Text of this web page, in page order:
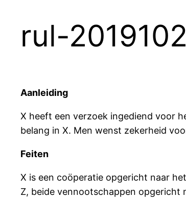
rul-
Aanleiding
X heeft een verzoek ingediend voor
belang in X. Men wenst zekerheid
Feiten
X is een coöperatie opgericht naar
Z, beide vennootschappen opgericht